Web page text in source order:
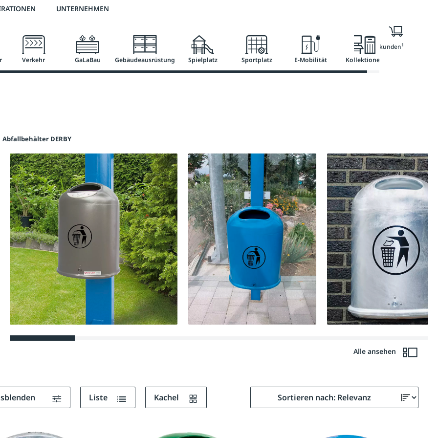
2 % Vorkassen-Skonto versandkostenfrei ab 50 €
UNTERNEHMEN
Verkehr GaLaBau Gebäudeausrüstung Spielplatz Sportplatz E-Mobilität Kollektionen
Nur für Geschäftskunden1
Abfallbehälter DERBY
Alle ansehen
Liste Kachel